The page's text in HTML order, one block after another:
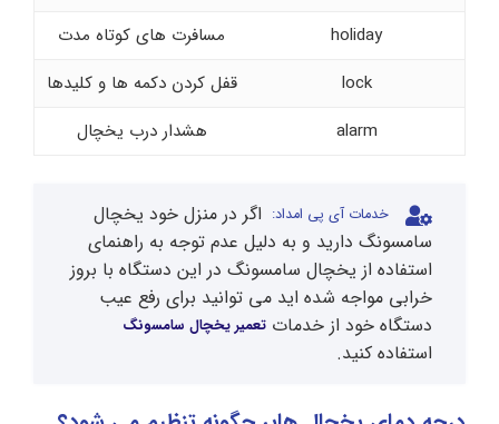
holiday
مسافرت های کوتاه مدت
lock
قفل کردن دکمه ها و کلیدها
alarm
هشدار درب یخچال
خدمات آی پی امداد: اگر در منزل خود یخچال
سامسونگ دارید و به دلیل عدم توجه به راهنمای
استفاده از یخچال سامسونگ در این دستگاه با بروز
خرابی مواجه شده اید می توانید برای رفع عیب
دستگاه خود از خدمات تعمیر یخچال سامسونگ
استفاده کنید.